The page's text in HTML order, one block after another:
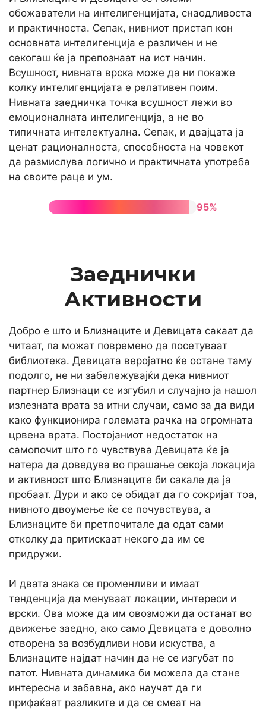
обожаватели на интелигенцијата, снаодливоста
и практичноста. Сепак, нивниот пристап кон
основната интелигенција е различен и не
секогаш ќе ја препознаат на ист начин.
Всушност, нивната врска може да ни покаже
колку интелигенцијата е релативен поим.
Нивната заедничка точка всушност лежи во
емоционалната интелигенција, а не во
типичната интелектуална. Сепак, и двајцата ја
ценат рационалноста, способноста на човекот
да размислува логично и практичната употреба
на своите раце и ум.
95%
Заеднички
Активности
Добро е што и Близнаците и Девицата сакаат да
читаат, па можат повремено да посетуваат
библиотека. Девицата веројатно ќе остане таму
подолго, не ни забележувајќи дека нивниот
партнер Близнаци се изгубил и случајно ја нашол
излезната врата за итни случаи, само за да види
како функционира големата рачка на огромната
црвена врата. Постојаниот недостаток на
самопочит што го чувствува Девицата ќе ја
натера да доведува во прашање секоја локација
и активност што Близнаците би сакале да ја
пробаат. Дури и ако се обидат да го сокријат тоа,
нивното двоумење ќе се почувствува, а
Близнаците би претпочитале да одат сами
отколку да притискаат некого да им се
придружи.
И двата знака се променливи и имаат
тенденција да менуваат локации, интереси и
врски. Ова може да им овозможи да останат во
движење заедно, ако само Девицата е доволно
отворена за возбудливи нови искуства, а
Близнаците најдат начин да не се изгубат по
патот. Нивната динамика би можела да стане
интересна и забавна, ако научат да ги
прифаќаат разликите и да се смеат на